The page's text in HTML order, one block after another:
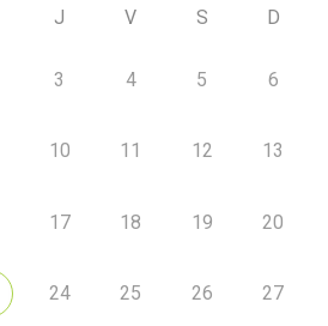
J V S D
3 4 5 6
10 11 12 13
17 18 19 20
24 25 26 27